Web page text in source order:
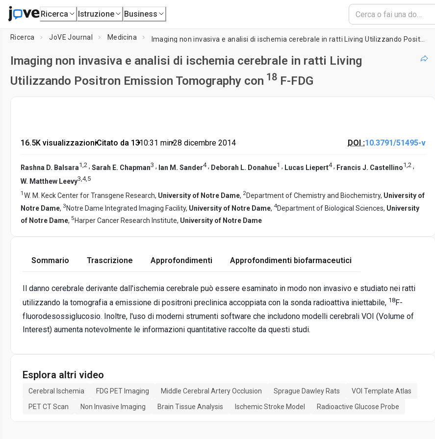
Ricerca Istruzione Business
Ricerca JoVE Journal Medicina
Imaging non invasiva e analisi di ischemia cerebrale in ratti Living
Utilizzando Positron Emission Tomography con 18 F-FDG
16.5K visualizzazioni•Citato da 13•10:31 min•28 dicembre 2014 DOI :10.3791/51495-v
Rashna D. Balsara1,2 , Sarah E. Chapman3 , Ian M. Sander4, Deborah L. Donahue1 , Lucas Liepert4, Francis J. Castellino1,2 ,
W. Matthew Leevy3 4, 5
1 W. M. Keck Center for Transgene Research, University of Notre Dame, 2Department of Chemistry and Biochemistry, University of
Notre Dame, 3 Notre Dame Integrated Imaging Facility, University of Notre Dame, 4Department of Biological Sciences, University
of Notre Dame, 5 Harper Cancer Research Institute, University of Notre Dame
Sommario Trascrizione Approfondimenti Approfondimenti biofarmaceutici
Il danno cerebrale derivante dall'ischemia cerebrale può essere esaminato in modo non invasivo e studiato nei ratti
utilizzando la tomografia a emissione di positroni preclinica accoppiata con la sonda radioattiva iniettabile, 18 F-
fluorodesossiglucosio. Inoltre, l'uso di moderni strumenti software che includono modelli cerebrali VOI (Volume of
Interest) aumenta notevolmente le informazioni quantitative raccolte da questi studi.
Esplora altri video
Cerebral Ischemia FDG PET Imaging Middle Cerebral Artery Occlusion Sprague Dawley Rats
VOI Template Atlas
PET CT Scan
Non Invasive Imaging Brain Tissue Analysis Ischemic Stroke Model Radioactive Glucose Probe